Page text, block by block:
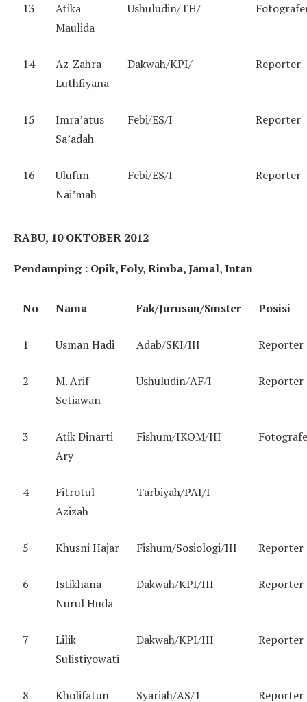
13
Atika
Maulida
Ushuludin/TH/
14
Az-Zahra
Luthfiyana
Dakwah/KPI/ Reporter
15
Imra’atus
Sa’adah
Febi/ES/I Reporter
16
Ulufun
Nai’mah
Febi/ES/I Reporter
RABU, 10 OKTOBER 2012
Pendamping : Opik, Foly, Rimba, Jamal, Intan
No Nama Fak/Jurusan/Smster Posisi
1 Usman Hadi Adab/SKI/III Reporter
2
M. Arif
Setiawan
Ushuludin/AF/I Reporter
3
Atik Dinarti
Ary
Fishum/IKOM/III
4
Fitrotul
Azizah
Tarbiyah/PAI/I –
5 Khusni Hajar Fishum/Sosiologi/III Reporter
6
Istikhana
Nurul Huda
Dakwah/KPI/III Reporter
7
Lilik
Sulistiyowati
Dakwah/KPI/III Reporter
8 Kholifatun Syariah/AS/1 Reporter